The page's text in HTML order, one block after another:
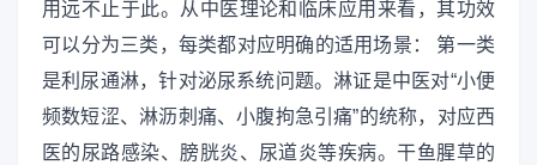
用远不止于此。从中医理论和临床应用来看，其功效
可以分为三类，每类都对应明确的适用场景： 第一类
是利尿通淋，针对泌尿系统问题。淋证是中医对“小便
频数短涩、淋沥刺痛、小腹拘急引痛”的统称，对应西
医的尿路感染、膀胱炎、尿道炎等疾病。干鱼腥草的